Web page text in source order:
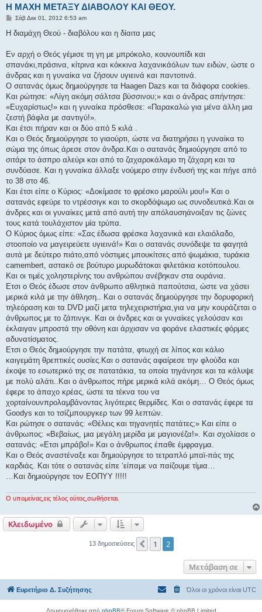
Η ΜΑΧΗ ΜΕΤΑΞΥ ΔΙΑΒΟΛΟΥ ΚΑΙ ΘΕΟΥ.
Δ
μ
ί
υ
σ
Σάβ Δεκ 01, 2012 6:53 am
Η διαμάχη Θεού - διαβόλου και η δίαιτα μας
Εν αρχή ο Θεός γέμισε τη γη με μπρόκολο, κουνουπίδι και
σπανάκι,πράσινα, κίτρινα και κόκκινα λαχανικάόλων των ειδών, ώστε ο
άνδρας και η γυναίκα να ζήσουν υγιεινά και παντοτινά.
Ο σατανάς όμως δημιούργησε τα Haagen Dazs και τα διάφορα cookies.
Και ρώτησε: «Λίγη ακόμη σάλτσα βύσσινου;» και ο άνδρας απήντησε:
«Ευχαρίστως!» και η γυναίκα πρόσθεσε: «Παρακαλώ για μένα άλλη μια
ζεστή βάφλα με σαντιγύ!».
Και έτσι πήραν και οι δύο από 5 κιλά .
Και ο Θεός δημιούργησε το γιαούρτι, ώστε να διατηρήσει η γυναίκα το
σώμα της όπως άρεσε στον άνδρα.Και ο σατανάς δημιούργησε από το
σιτάρι το άσπρο αλεύρι και από το ζαχαροκάλαμο τη ζάχαρη και τα
συνδύασε. Και η γυναίκα άλλαξε νούμερο στην ένδυσή της και πήγε από
το 38 στο 46.
Και έτσι είπε ο Κύριος: «Δοκίμασε το φρέσκο μαρούλι μου!» Και ο
σατανάς εφεύρε το ντρέσσιγκ και το σκορδόψωμο ως συνοδευτικά.Και οι
άνδρες και οι γυναίκες μετά από αυτή την απόλαυσηάνοιξαν τις ζώνες
τους κατά τουλάχιστον μία τρύπα.
Ο Κύριος όμως είπε: «Σας έδωσα φρέσκα λαχανικά και ελαιόλαδο,
στοοποίο να μαγειρεύετε υγιεινά!» Και ο σατανάς συνόδεψε τα φαγητά
αυτά με δεύτερο πιάτο,από νόστιμες μπουκίτσες από ψωμάκια, τυράκια
camembert, αστακό σε βούτυρο μυρωδάτοκαι φιλετάκια κοτόπουλου.
Και οι τιμές χοληστερίνης του ανθρώπου ανέβηκαν στα ουράνια.
Ετσι ο Θεός έδωσε στον άνθρωπο αθλητικά παπούτσια, ώστε να χάσει
μερικά κιλά με την άθληση.. Και ο σατανάς δημιούργησε την δορυφορική
τηλεόραση και τα DVD μαζί μετα τηλεχειριστήρια,για να μην κουράζεται ο
άνθρωπος με το ζάπινγκ. Και οι άνδρες και οι γυναίκες γελούσαν και
έκλαιγαν μπροστά την οθόνη και άρχισαν να φοράνε ελαστικές φόρμες
αδυνατίσματος.
Ετσι ο Θεός δημιούργησε την πατάτα, φτωχή σε λίπος και κάλιο
καιγεμάτη θρεπτικές ουσίες.Και ο σατανάς αφαίρεσε την φλούδα και
έκοψε το εσωτερικό της σε πατατάκια, τα οποία τηγάνησε και τα κάλυψε
με πολύ αλάτι..Και ο άνθρωπος πήρε μερικά κιλά ακόμη… Ο Θεός όμως
έφερε το άπαχο κρέας, ώστε τα τέκνα του να
χορταίνουνπρολαμβάνοντας λιγότερες θερμίδες. Και ο σατανάς έφερε τα
Goodys και το τσίζμπουργκερ των 99 λεπτών.
Και ρώτησε ο σατανάς: «Θέλεις και τηγανητές πατάτες;» Και είπε ο
άνθρωπος: «Βεβαίως, μια μεγάλη μερίδα με μαγιονέζα!». Kαι σχολίασε ο
σατανάς: «Ετσι μπράβο!» Και ο άνθρωπος έπαθε έμφραγμα.
Και ο Θεός αναστέναξε και δημιούργησε το τετραπλό μπαϊ-πάς της
καρδιάς. Και τότε ο σατανάς είπε ‘είπαμε να παίζουμε τίμια…
…Και δημιούργησε τον ΕΟΠΥΥ !!!!!
Ο υπομείνας,εις τέλος ούτος,σωθήσεται.
Κλειδωμένο
13 δημοσιεύσεις Προηγούμενη
1 2
Μετάβαση σε
Ευρετήριο Δ. Συζήτησης Όλοι οι χρόνοι είναι UTC
Δημιουργήθηκε από phpBB® Forum Software © phpBB Limited